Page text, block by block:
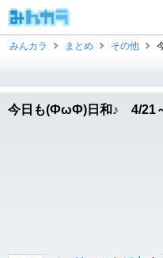
みんカラ
まとめ その他
今日も(ФωФ)日和♪ 4/21